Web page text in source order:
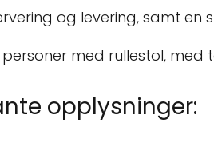
og levering, samt en
med rullestol,
opplysninger: